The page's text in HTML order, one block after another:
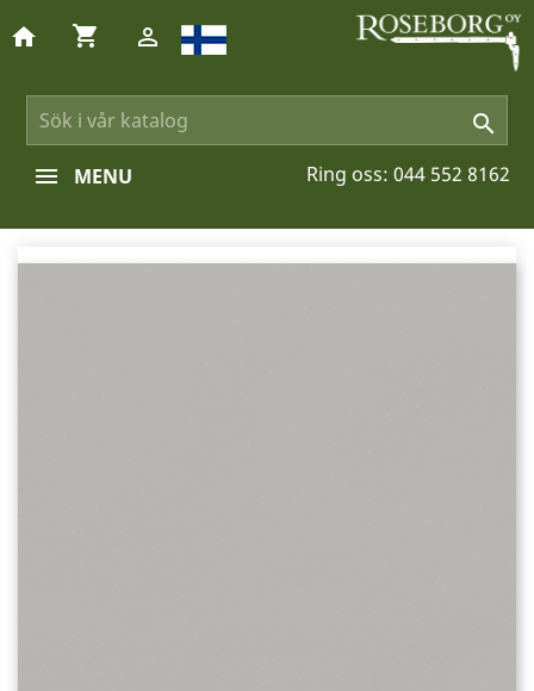

home shopping_cart 
Ring oss: 044 552 8162
MENU